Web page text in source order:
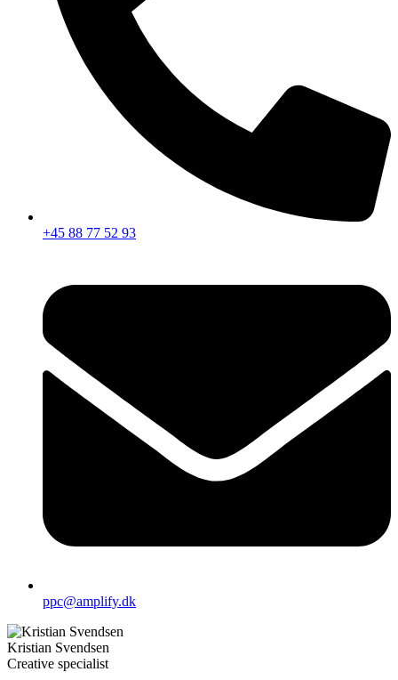
+45 88 77 52 93
ppc@amplify.dk
Kristian Svendsen
Creative specialist